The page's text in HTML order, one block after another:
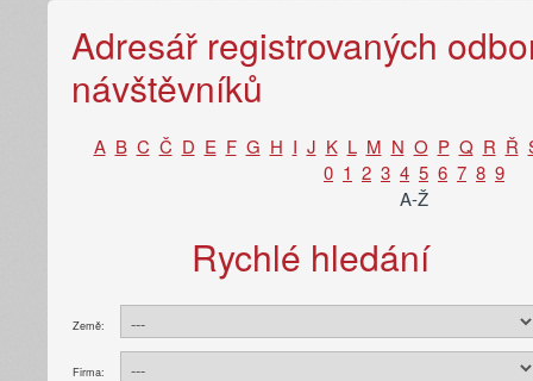
Adresář registrovaných
návštěvníků
A B C Č D E F G H I J K L M N O P Q R Ř
0 1 2 3 4 5 6 7 8 9
A-Ž
Rychlé hledání
Země:
Firma: